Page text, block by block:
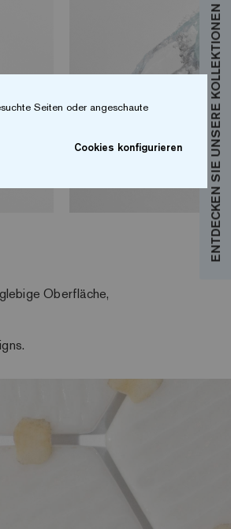
Oberfläche,
ENTDECKEN SIE UNSERE KOLLEKTIONEN
Seiten oder angeschaute
Cookies konfigurieren